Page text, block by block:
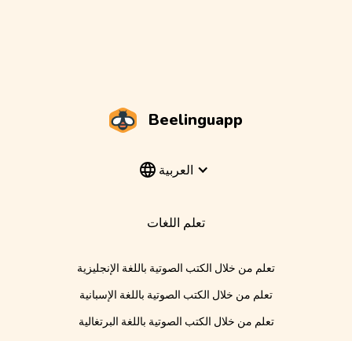
Beelinguapp
العربية
تعلم اللغات
تعلم من خلال الكتب الصوتية باللغة الإنجليزية
تعلم من خلال الكتب الصوتية باللغة الإسبانية
تعلم من خلال الكتب الصوتية باللغة البرتغالية